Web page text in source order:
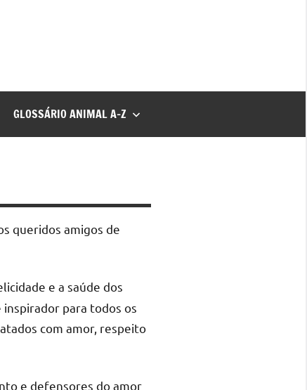
GLOSSÁRIO ANIMAL A-Z
queridos amigos de
e a saúde dos
para todos os
com amor, respeito
e defensores do amor